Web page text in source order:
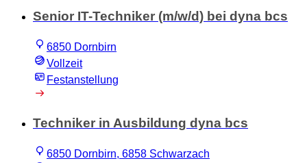
Senior IT-Techniker (m/w/d) bei dyna bcs
6850 Dornbirn
Vollzeit
Festanstellung
Techniker in Ausbildung dyna bcs
6850 Dornbirn, 6858 Schwarzach